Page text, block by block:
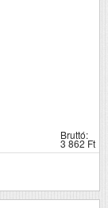
Bruttó:
3 862 Ft